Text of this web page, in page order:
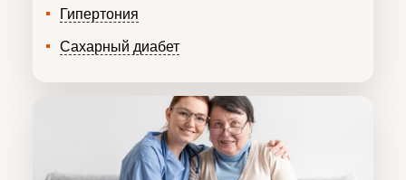
Гипертония
Сахарный диабет